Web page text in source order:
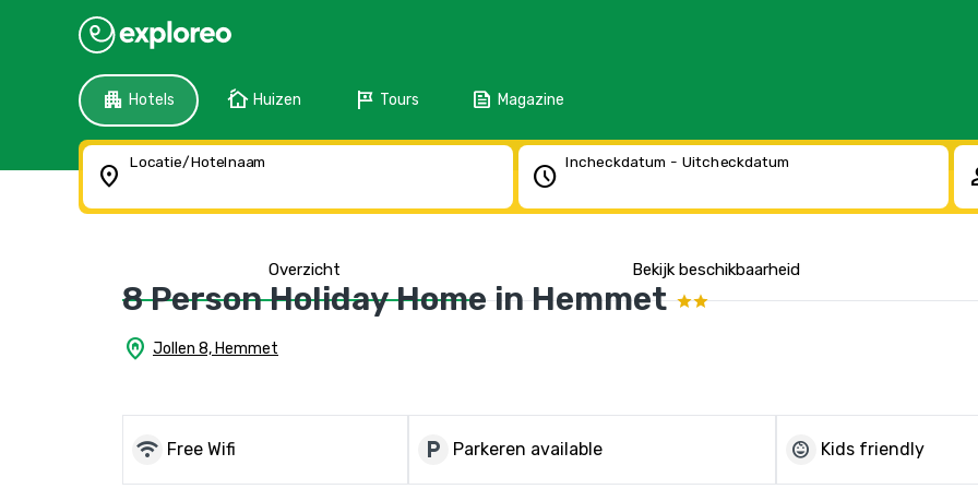
apartment Hotels cottage Huizen tour Tours feed Magazine
location_on Locatie/Hotelnaam schedule Incheckdatum - Uitcheckdatum
Overzicht Bekijk beschikbaarheid
8 Person Holiday Home in Hemmet
home_pin Jollen 8, Hemmet
wifi Free Wifi local_parking Parkeren available child_care Kids friendly